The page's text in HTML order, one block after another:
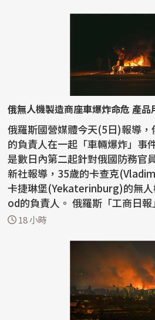
俄無人機製造商座車爆炸命危 產品
俄羅斯國營媒體今天(5日)報導
的負責人在一起「車輛爆炸」事
是數日內第二起針對俄國防務官
新社報導，35歲的卡查克
卡捷琳堡(Yekaterinburg)的無
od的負責人。 俄羅斯「工商日報」(Kommersant)報
導，...
18 小時